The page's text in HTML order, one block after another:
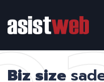
Biz size